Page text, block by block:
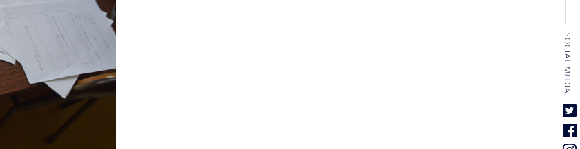
SOCIAL MEDIA